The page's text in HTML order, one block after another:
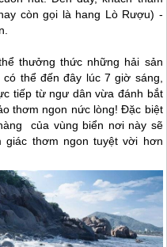
còn gọi là hang Lò Rượu) -
thưởng thức những hải sản
thể đến đây lúc 7 giờ sáng,
tiếp từ ngư dân vừa đánh bắt
thơm ngon nức lòng! Đặc biệt
của vùng biển nơi này sẽ
giác thơm ngon tuyệt vời hơn